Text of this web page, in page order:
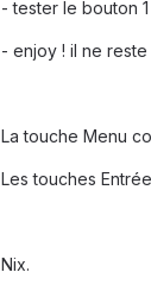
- tester le bouton
- enjoy ! il ne
La touche Menu
Les touches
Nix.